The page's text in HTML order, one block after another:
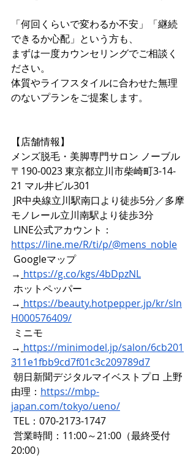
「何回くらいで変わるか不安」「継続
できるか心配」という方も、
まずは一度カウンセリングでご相談く
ださい。
体質やライフスタイルに合わせた無理
のないプランをご提案します。
【店舗情報】
メンズ脱毛・美脚専門サロン ノーブル
〒190-0023 東京都立川市柴崎町3-14-
21 マル井ビル301
JR中央線立川駅南口より徒歩5分／多摩
モノレール立川南駅より徒歩3分
LINE公式アカウント：
https://line.me/R/ti/p/@mens_noble
Googleマップ
→ https://g.co/kgs/4bDpzNL
ホットペッパー
→ https://beauty.hotpepper.jp/kr/sln
H000576409/
ミニモ
→ https://minimodel.jp/salon/6cb201
311e1fbb9cd7f01c3c209789d7
朝日新聞デジタルマイベストプロ 上野
由理： https://mbp-
japan.com/tokyo/ueno/
TEL：070-2173-1747
営業時間：11:00～21:00（最終受付
20:00）